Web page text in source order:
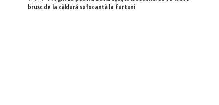
brusc de la căldură sufocantă la furtuni